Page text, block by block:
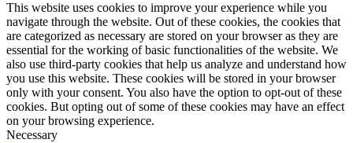
This website uses cookies to improve your experience while you
navigate through the website. Out of these cookies, the cookies that
are categorized as necessary are stored on your browser as they are
essential for the working of basic functionalities of the website. We
also use third-party cookies that help us analyze and understand how
you use this website. These cookies will be stored in your browser
only with your consent. You also have the option to opt-out of these
cookies. But opting out of some of these cookies may have an effect
on your browsing experience.
Necessary